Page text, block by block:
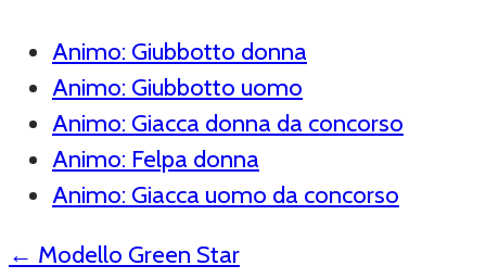
Animo: Giubbotto donna
Animo: Giubbotto uomo
Animo: Giacca donna da concorso
Animo: Felpa donna
Animo: Giacca uomo da concorso
← Modello Green Star